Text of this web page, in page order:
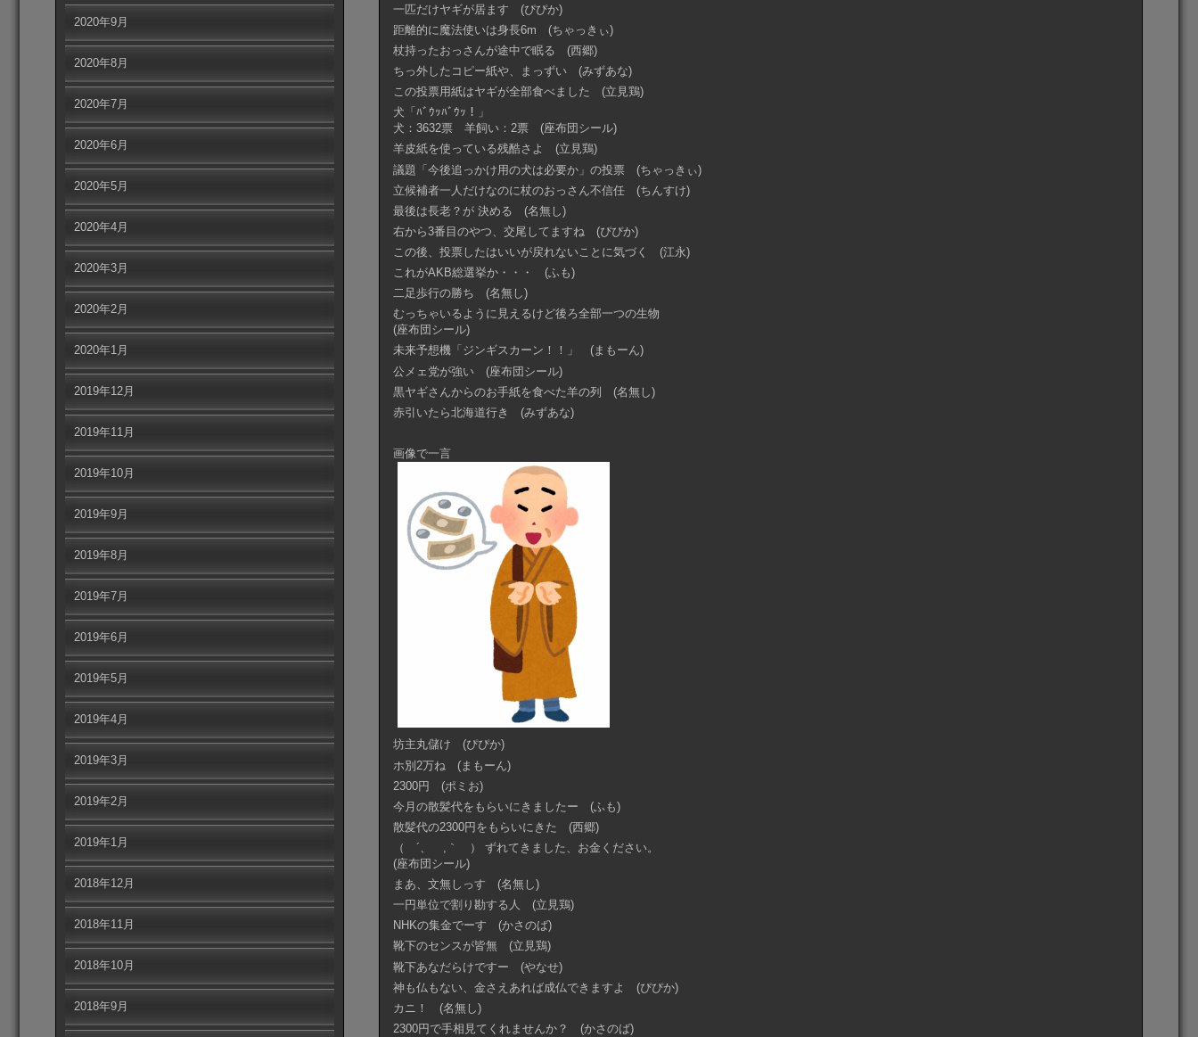
一匹だけヤギが居ます (ぴぴか)
距離的に魔法使いは身長6m (ちゃっきぃ)
杖持ったおっさんが途中で眠る (西郷)
ちっ外したコピー紙や、まっずい (みずあな)
この投票用紙はヤギが全部食べました (立見鶏)
犬「ﾊﾞｳｯﾊﾞｳｯ！」
犬：3632票 羊飼い：2票 (座布団シール)
羊皮紙を使っている残酷さよ (立見鶏)
議題「今後追っかけ用の犬は必要か」の投票 (ちゃっきぃ)
立候補者一人だけなのに杖のおっさん不信任 (ちんすけ)
最後は長老？が 決める (名無し)
右から3番目のやつ、交尾してますね (ぴぴか)
この後、投票したはいいが戻れないことに気づく (江永)
これがAKB総選挙か・・・ (ふも)
二足歩行の勝ち (名無し)
むっちゃいるように見えるけど後ろ全部一つの生物
(座布団シール)
未来予想機「ジンギスカーン！！」 (まもーん)
公メェ党が強い (座布団シール)
黒ヤギさんからのお手紙を食べた羊の列 (名無し)
赤引いたら北海道行き (みずあな)
画像で一言
坊主丸儲け (ぴぴか)
ホ別2万ね (まもーん)
2300円 (ポミお)
今月の散髪代をもらいにきましたー (ふも)
散髪代の2300円をもらいにきた (西郷)
（ ´、 ,｀ ） ずれてきました、お金ください。
(座布団シール)
まあ、文無しっす (名無し)
一円単位で割り勘する人 (立見鶏)
NHKの集金でーす (かさのば)
靴下のセンスが皆無 (立見鶏)
靴下あなだらけですー (やなせ)
神も仏もない、金さえあれば成仏できますよ (ぴぴか)
カニ！ (名無し)
2300円で手相見てくれませんか？ (かさのば)
2020年9月
2020年8月
2020年7月
2020年6月
2020年5月
2020年4月
2020年3月
2020年2月
2020年1月
2019年12月
2019年11月
2019年10月
2019年9月
2019年8月
2019年7月
2019年6月
2019年5月
2019年4月
2019年3月
2019年2月
2019年1月
2018年12月
2018年11月
2018年10月
2018年9月